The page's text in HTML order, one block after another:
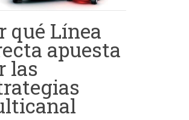
qué Línea
apuesta
las